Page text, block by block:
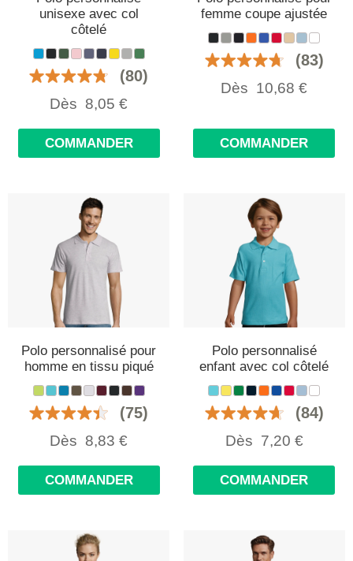
unisexe avec col
côtelé
(80)
Dès 8,05 €
COMMANDER
femme coupe ajustée
(83)
Dès 10,68 €
COMMANDER
Polo personnalisé pour
homme en tissu piqué
(75)
Dès 8,83 €
COMMANDER
Polo personnalisé
enfant avec col côtelé
(84)
Dès 7,20 €
COMMANDER